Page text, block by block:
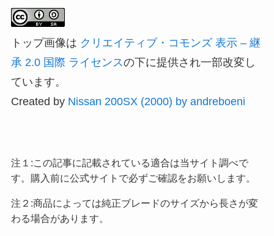
トップ画像は クリエイティブ・コモンズ 表示 – 継
承 2.0 国際 ライセンスの下に提供され一部改変し
ています。
Created by Nissan 200SX (2000) by andreboeni
注１:この記事に記載されている適合は当サイト調べで
す。購入前に公式サイトで必ずご確認をお願いします。
注２:商品によっては純正ブレードのサイズから長さが変
わる場合があります。